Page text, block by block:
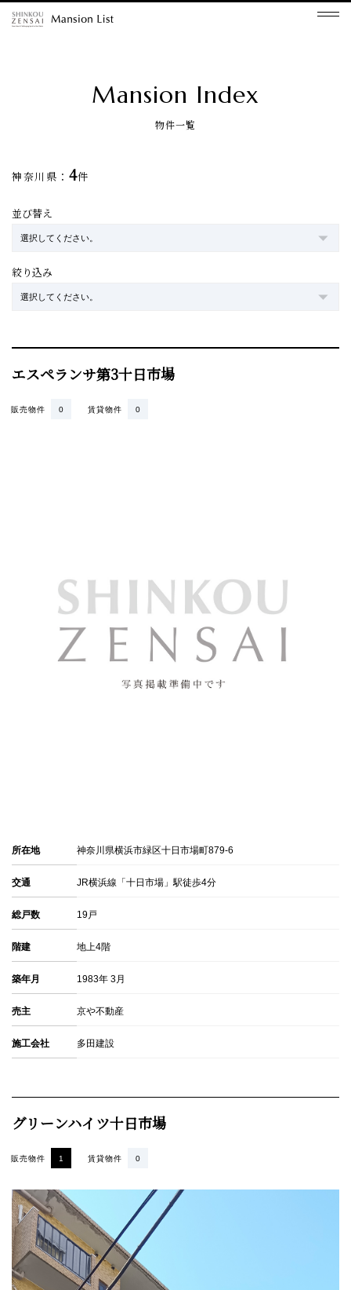
Mansion Index
物件一覧
神奈川県： 4件
並び替え
絞り込み
エスペランサ第3十日市場
賃貸物件 0
販売物件 0
所在地 神奈川県横浜市緑区十日市場町879-6
交通 JR横浜線「十日市場」駅徒歩4分
総戸数 19戸
階建 地上4階
築年月 1983年 3月
売主 京や不動産
施工会社 多田建設
グリーンハイツ十日市場
賃貸物件 0
販売物件 1